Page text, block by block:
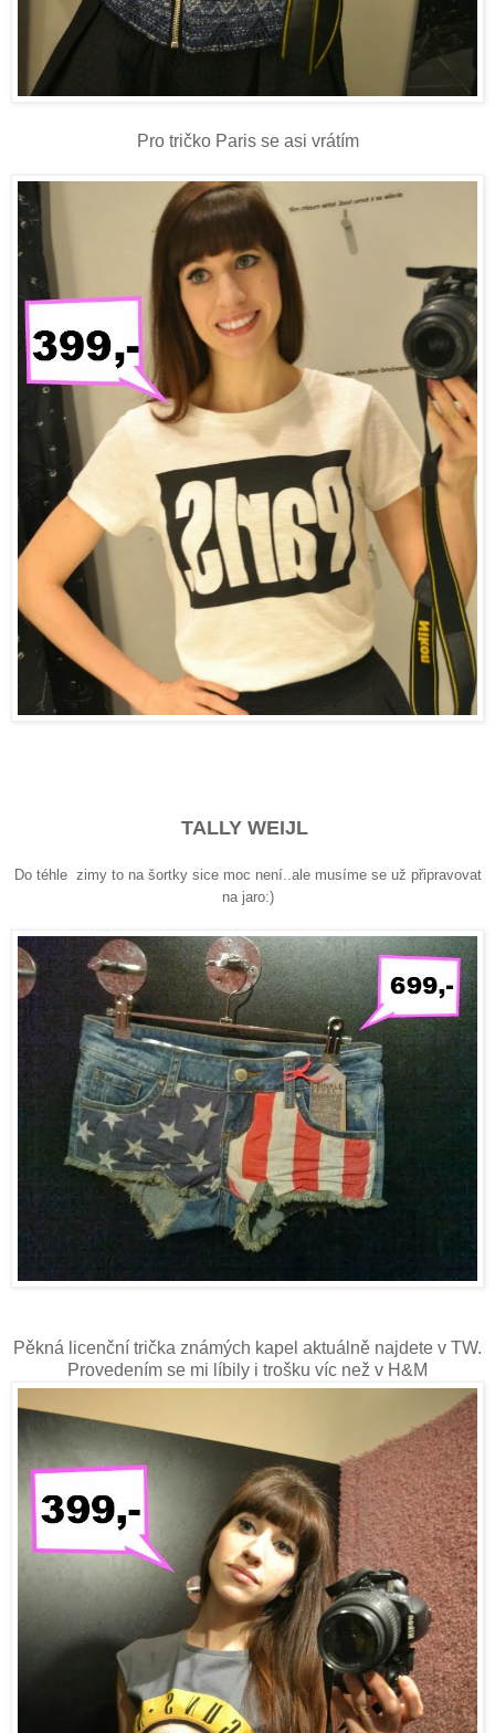
Pro tričko Paris se asi vrátím
TALLY WEIJL
Do téhle zimy to na šortky sice moc není..ale musíme se už připravovat
na jaro:)
Pěkná licenční trička známých kapel aktuálně najdete v TW.
Provedením se mi líbily i trošku víc než v H&M